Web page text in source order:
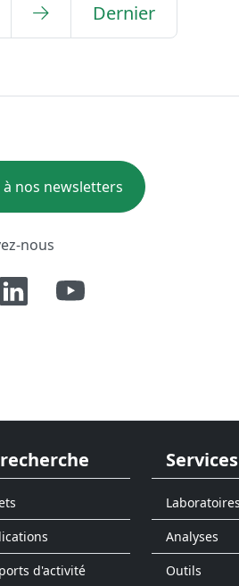
Dernier
nos newsletters
nous
d'activité
Services
Laboratoires
Analyses
Outils